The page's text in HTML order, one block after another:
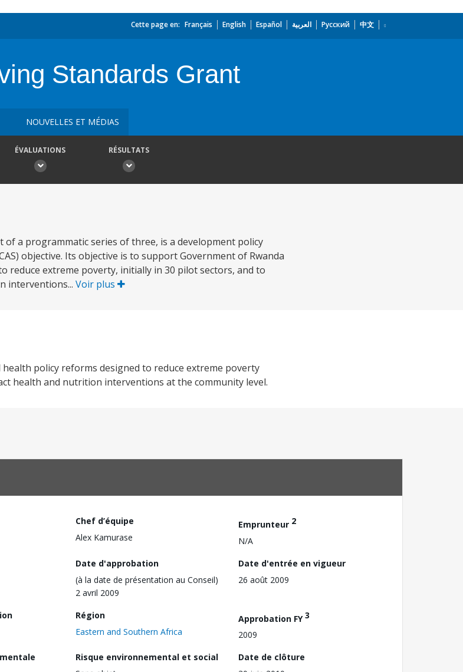
Cette page en: Français English Español العربية Русский 中文
Standards Grant
NOUVELLES ET MÉDIAS
ÉVALUATIONS RÉSULTATS
of a programmatic series of three, is a development policy
objective. Its objective is to support Government of Rwanda
reduce extreme poverty, initially in 30 pilot sectors, and to
interventions... Voir plus
health policy reforms designed to reduce extreme poverty
health and nutrition interventions at the community level.
Chef d’équipe
Alex Kamurase
Emprunteur 2
N/A
Date d'approbation
(à la date de présentation au Conseil)
2 avril 2009
Date d'entrée en vigueur
26 août 2009
Région
Eastern and Southern Africa
Approbation FY3
2009
Risque environnemental et social
Date de clôture